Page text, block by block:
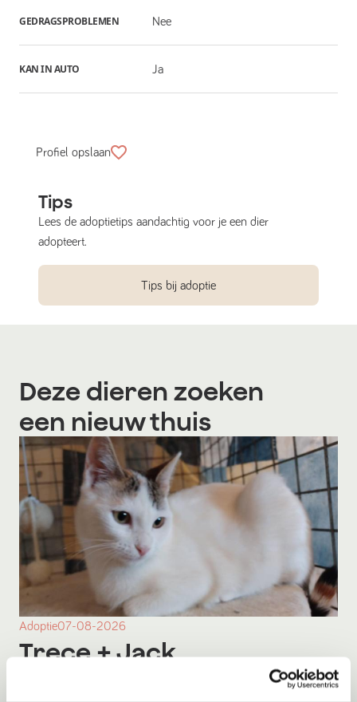
GEDRAGSPROBLEMEN Nee
KAN IN AUTO Ja
Profiel opslaan
Tips
Lees de adoptietips aandachtig voor je een dier
adopteert.
Tips bij adoptie
Deze dieren zoeken
een nieuw thuis
Adoptie07-08-2026
Trece+ Jack